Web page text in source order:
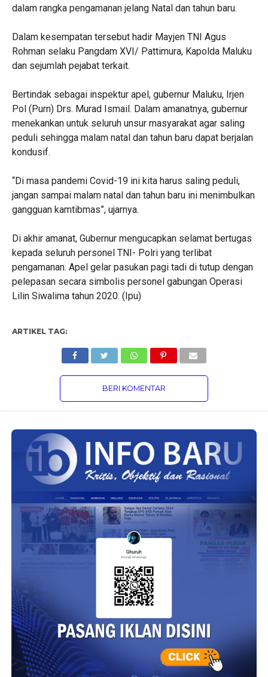
dalam rangka pengamanan jelang Natal dan tahun baru.
Dalam kesempatan tersebut hadir Mayjen TNI Agus
Rohman selaku Pangdam XVI/ Pattimura, Kapolda Maluku
dan sejumlah pejabat terkait.
Bertindak sebagai inspektur apel, gubernur Maluku, Irjen
Pol (Purn) Drs. Murad Ismail. Dalam amanatnya, gubernur
menekankan untuk seluruh unsur masyarakat agar saling
peduli sehingga malam natal dan tahun baru dapat berjalan
kondusif.
“Di masa pandemi Covid-19 ini kita harus saling peduli,
jangan sampai malam natal dan tahun baru ini menimbulkan
gangguan kamtibmas”, ujarnya.
Di akhir amanat, Gubernur mengucapkan selamat bertugas
kepada seluruh personel TNI- Polri yang terlibat
pengamanan. Apel gelar pasukan pagi tadi di tutup dengan
pelepasan secara simbolis personel gabungan Operasi
Lilin Siwalima tahun 2020. (Ipu)
ARTIKEL TAG:
BERI KOMENTAR